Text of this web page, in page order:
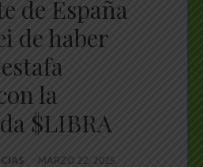
de España
de haber
la
$LIBRA
MARZO 22, 2025